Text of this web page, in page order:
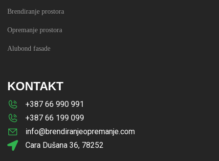
Brendiranje prostora
Opremanje prostora
Alubond fasade
KONTAKT
+387 66 990 991
+387 66 199 099
info@brendiranjeopremanje.com
Cara Dušana 36, 78252